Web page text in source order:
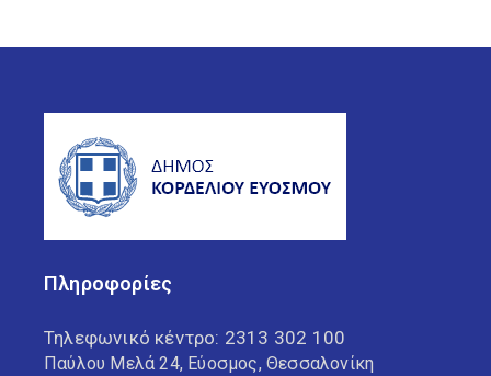
Πληροφορίες
Τηλεφωνικό κέντρο: 2313 302 100
Παύλου Μελά 24, Εύοσμος, Θεσσαλονίκη